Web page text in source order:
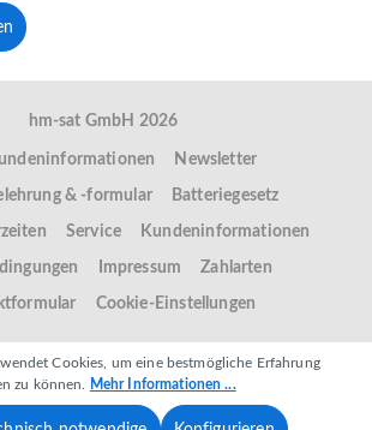
hm-sat GmbH 2026
Newsletter
& -formular Batteriegesetz
Service Kundeninformationen
Impressum Zahlarten
Cookie-Einstellungen
Cookies, um eine bestmögliche Erfahrung
zu können.
Mehr Informationen ...